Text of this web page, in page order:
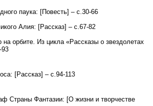
паука: [Повесть] – с.30-66
Алия: [Рассказ] – с.67-82
орбите. Из цикла «Рассказы о звездолетах
93
[Рассказ] – с.94-113
Страны Фантазии: [О жизни и творчестве